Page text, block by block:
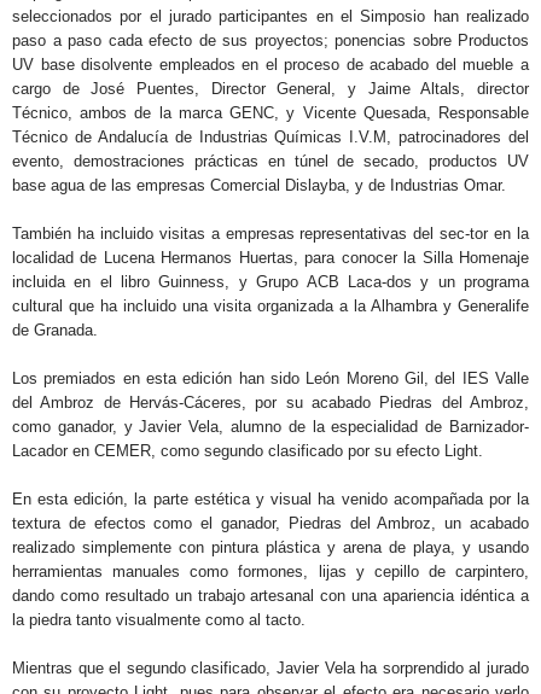
seleccionados por el jurado participantes en el Simposio han realizado
paso a paso cada efecto de sus proyectos; ponencias sobre Productos
UV base disolvente empleados en el proceso de acabado del mueble a
cargo de José Puentes, Director General, y Jaime Altals, director
Técnico, ambos de la marca GENC, y Vicente Quesada, Responsable
Técnico de Andalucía de Industrias Químicas I.V.M, patrocinadores del
evento, demostraciones prácticas en túnel de secado, productos UV
base agua de las empresas Comercial Dislayba, y de Industrias Omar.
También ha incluido visitas a empresas representativas del sec-tor en la
localidad de Lucena Hermanos Huertas, para conocer la Silla Homenaje
incluida en el libro Guinness, y Grupo ACB Laca-dos y un programa
cultural que ha incluido una visita organizada a la Alhambra y Generalife
de Granada.
Los premiados en esta edición han sido León Moreno Gil, del IES Valle
del Ambroz de Hervás-Cáceres, por su acabado Piedras del Ambroz,
como ganador, y Javier Vela, alumno de la especialidad de Barnizador-
Lacador en CEMER, como segundo clasificado por su efecto Light.
En esta edición, la parte estética y visual ha venido acompañada por la
textura de efectos como el ganador, Piedras del Ambroz, un acabado
realizado simplemente con pintura plástica y arena de playa, y usando
herramientas manuales como formones, lijas y cepillo de carpintero,
dando como resultado un trabajo artesanal con una apariencia idéntica a
la piedra tanto visualmente como al tacto.
Mientras que el segundo clasificado, Javier Vela ha sorprendido al jurado